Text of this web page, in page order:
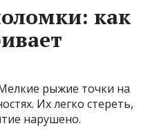
как
рыжие точки на
Их легко стереть,
нарушено.